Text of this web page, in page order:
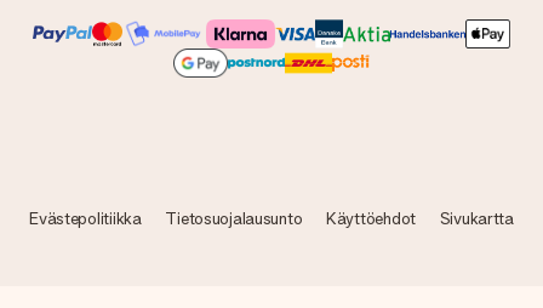
Evästepolitiikka Tietosuojalausunto Käyttöehdot Sivukartta